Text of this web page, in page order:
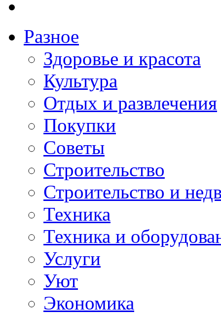
Разное
Здоровье и красота
Культура
Отдых и развлечения
Покупки
Советы
Строительство
Строительство и
Техника
Техника и
Услуги
Уют
Экономика